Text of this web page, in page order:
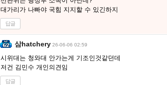
대가리가 나빠야 국힘 지지할 수 있긴하지
답글
삼hatchery 26-06-06 02:59
시위대는 청와대 안가는게 기조인것같던데
저건 김민수 개인의견임
답글